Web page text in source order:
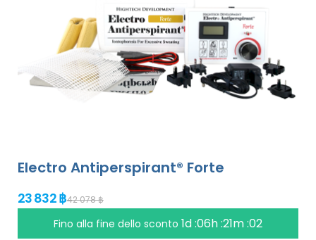
Electro Antiperspirant® Forte
23 832 ฿42 078 ฿
Fino alla fine dello sconto1d :06h :21m :01